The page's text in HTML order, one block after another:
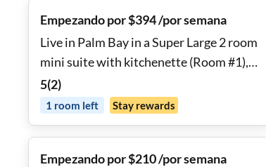
Empezando por $394 /por semana
Live in Palm Bay in a Super Large 2 room
mini suite with kitchenette (Room #1),
or an extra-large Master suite (#2)
5(2)
1 room left Stay rewards
Empezando por $210 /por semana